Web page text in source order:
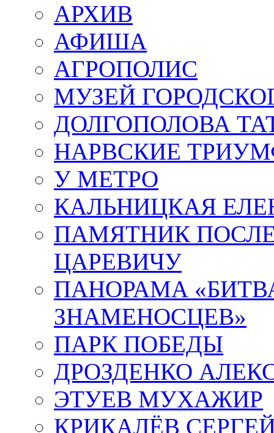
АРХИВ
АФИША
АГРОПОЛИС
МУЗЕЙ
ДОЛГОПОЛОВА
НАРВСКИЕ
У МЕТРО
КАЛЬНИЦКАЯ
ПАМЯТНИК
ЦАРЕВИЧУ
ПАНОРАМА
ЗНАМЕНОСЦЕВ»
ПАРК ПОБЕДЫ
ДРОЗДЕНКО
ЭТУЕВ МУХАЖИР
КРИКАЛЁВ